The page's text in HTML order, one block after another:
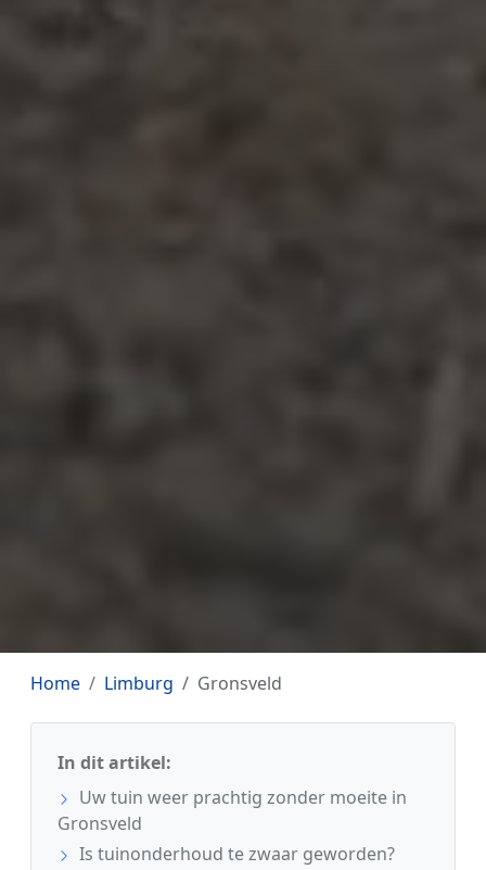
Home Limburg Gronsveld
In dit artikel:
Uw tuin weer prachtig zonder moeite in
Gronsveld
Is tuinonderhoud te zwaar geworden?